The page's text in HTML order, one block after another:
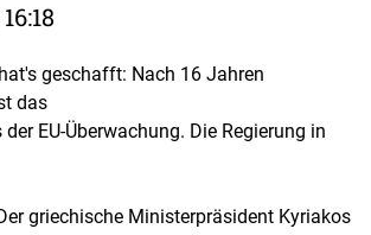
geschafft: Nach 16 Jahren
das
EU-Überwachung. Die Regierung in
griechische Ministerpräsident Kyriakos